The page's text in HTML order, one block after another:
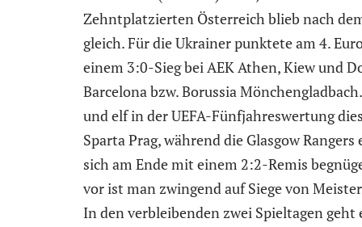
Zehntplatzierten Österreich blieb nach
gleich. Für die Ukrainer punktete am 4.
einem 3:0-Sieg bei AEK Athen, Kiew und
Barcelona bzw. Borussia
und elf in der UEFA-Fünfjahreswertung
Sparta Prag, während die Glasgow
sich am Ende mit einem 2:2-Remis
vor ist man zwingend auf Siege von
In den verbleibenden zwei Spieltagen geht